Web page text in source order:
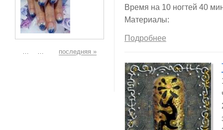
Страницы
… … последняя »
Время на 10 ногтей 40
Материалы:
Подробнее